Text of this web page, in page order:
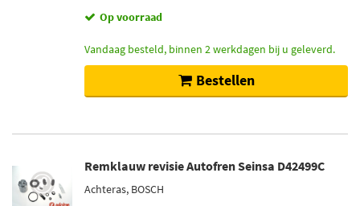
Op voorraad
Vandaag besteld, binnen 2 werkdagen bij u geleverd.
Bestellen
Remklauw revisie Autofren Seinsa D42499C
Achteras, BOSCH